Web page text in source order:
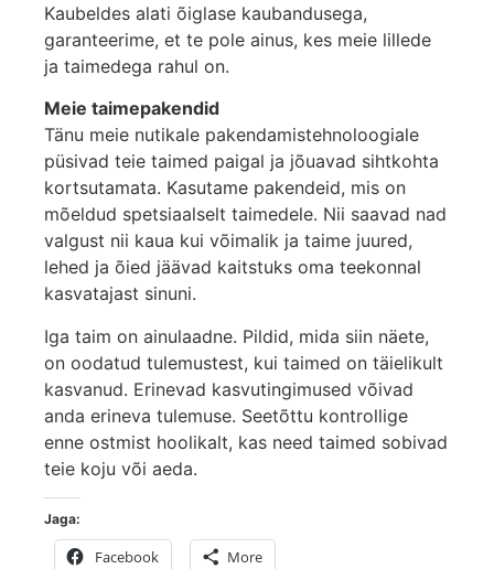
Kaubeldes alati õiglase kaubandusega,
garanteerime, et te pole ainus, kes meie lillede
ja taimedega rahul on.
Meie taimepakendid
Tänu meie nutikale pakendamistehnoloogiale
püsivad teie taimed paigal ja jõuavad sihtkohta
kortsutamata. Kasutame pakendeid, mis on
mõeldud spetsiaalselt taimedele. Nii saavad nad
valgust nii kaua kui võimalik ja taime juured,
lehed ja õied jäävad kaitstuks oma teekonnal
kasvatajast sinuni.
Iga taim on ainulaadne. Pildid, mida siin näete,
on oodatud tulemustest, kui taimed on täielikult
kasvanud. Erinevad kasvutingimused võivad
anda erineva tulemuse. Seetõttu kontrollige
enne ostmist hoolikalt, kas need taimed sobivad
teie koju või aeda.
Jaga:
Facebook More